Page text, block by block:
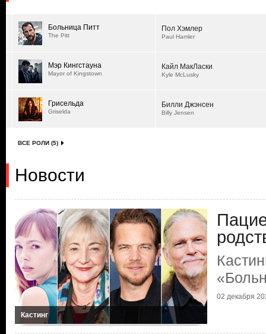
Больница Питт
The Pitt
Пол Хэмлер
Paul Hamler
Мэр Кингстауна
Mayor of Kingstown
Кайл МакЛаски
Kyle McLusky
Грисельда
Griselda
Билли Джэнсен
Billy Jensen
ВСЕ РОЛИ (5)
Новости
Кастинг
02 декабря